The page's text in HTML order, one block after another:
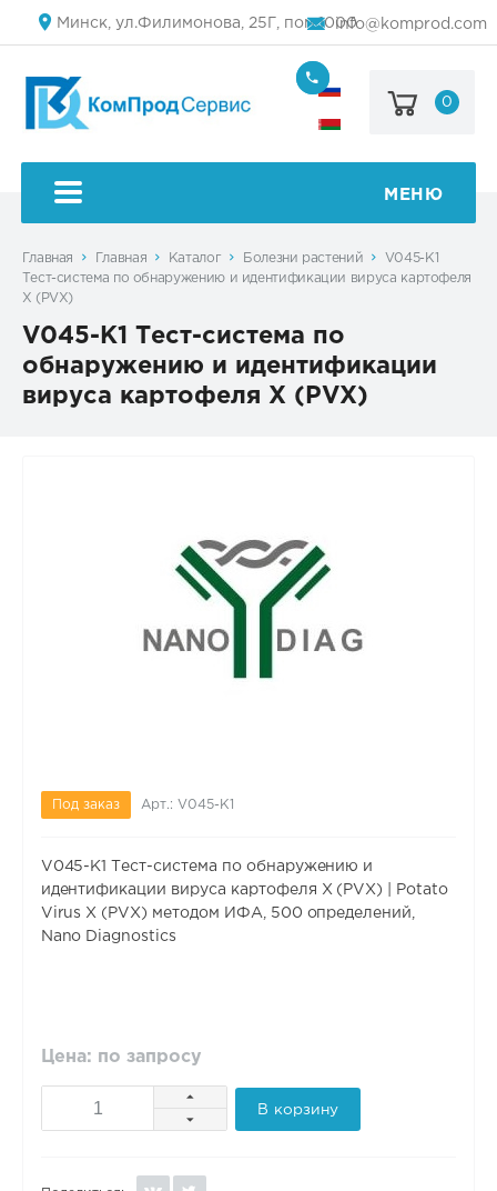
Минск, ул.Филимонова, 25Г, пом.1000info@komprod.com
(499)
444-
50
0
МЕНЮ
Главная Главная Каталог Болезни растений
V045-K1
Тест-система по обнаружению и идентификации вируса картофеля
X (PVX)
V045-K1 Тест-система по
обнаружению и идентификации
вируса картофеля X (PVX)
Под заказ Арт.: V045-K1
V045-K1 Тест-система по обнаружению и
идентификации вируса картофеля X (PVX) | Potato
Virus X (PVX) методом ИФА, 500 определений,
Nano Diagnostics
Цена: по запросу
В корзину